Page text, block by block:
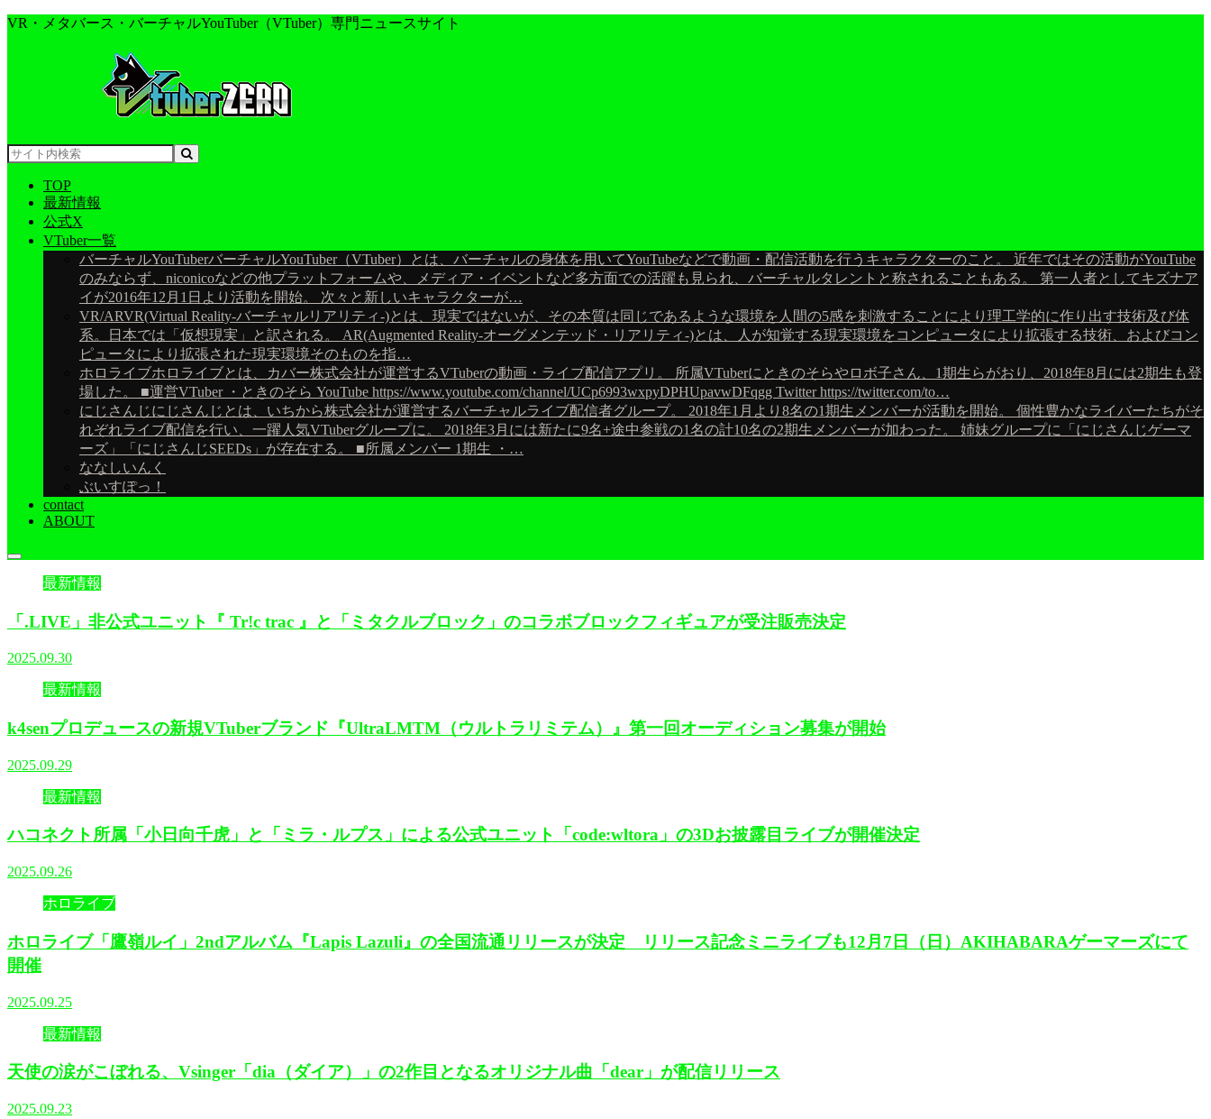
VR・メタバース・バーチャルYouTuber（VTuber）専門ニュースサイト
TOP
最新情報
公式X
VTuber一覧
バーチャルYouTuberバーチャルYouTuber（VTuber）とは、バーチャルの身体を用いてYouTubeなどで動画・配信活動を行うキャラクターのこと。 近年ではその活動がYouTube
のみならず、niconicoなどの他プラットフォームや、メディア・イベントなど多方面での活躍も見られ、バーチャルタレントと称されることもある。 第一人者としてキズナア
イが2016年12月1日より活動を開始。 次々と新しいキャラクターが…
VR/ARVR(Virtual Reality-バーチャルリアリティ-)とは、現実ではないが、その本質は同じであるような環境を人間の5感を刺激することにより理工学的に作り出す技術及び体
系。日本では「仮想現実」と訳される。 AR(Augmented Reality-オーグメンテッド・リアリティ-)とは、人が知覚する現実環境をコンピュータにより拡張する技術、およびコン
ピュータにより拡張された現実環境そのものを指…
ホロライブホロライブとは、カバー株式会社が運営するVTuberの動画・ライブ配信アプリ。 所属VTuberにときのそらやロボ子さん、1期生らがおり、2018年8月には2期生も登
場した。 ■運営VTuber ・ときのそら YouTube https://www.youtube.com/channel/UCp6993wxpyDPHUpavwDFqgg Twitter https://twitter.com/to…
にじさんじにじさんじとは、いちから株式会社が運営するバーチャルライブ配信者グループ。 2018年1月より8名の1期生メンバーが活動を開始。 個性豊かなライバーたちがそ
れぞれライブ配信を行い、一躍人気VTuberグループに。 2018年3月には新たに9名+途中参戦の1名の計10名の2期生メンバーが加わった。 姉妹グループに「にじさんじゲーマ
ーズ」「にじさんじSEEDs」が存在する。 ■所属メンバー 1期生 ・…
ななしいんく
ぶいすぽっ！
contact
ABOUT
最新情報
「.LIVE」非公式ユニット『 Tr!c trac 』と「ミタクルブロック」のコラボブロックフィギュアが受注販売決定
2025.09.30
最新情報
k4senプロデュースの新規VTuberブランド『UltraLMTM（ウルトラリミテム）』第一回オーディション募集が開始
2025.09.29
最新情報
ハコネクト所属「小日向千虎」と「ミラ・ルプス」による公式ユニット「code:wltora」の3Dお披露目ライブが開催決定
2025.09.26
ホロライブ
ホロライブ「鷹嶺ルイ」2ndアルバム『Lapis Lazuli』の全国流通リリースが決定 リリース記念ミニライブも12月7日（日）AKIHABARAゲーマーズにて
開催
2025.09.25
最新情報
天使の涙がこぼれる、Vsinger「dia（ダイア）」の2作目となるオリジナル曲「dear」が配信リリース
2025.09.23